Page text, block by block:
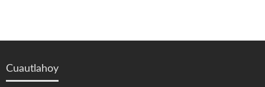
Cuautlahoy